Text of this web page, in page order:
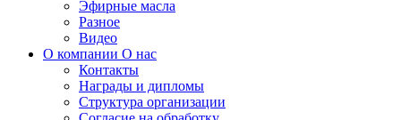
Эфирные масла
Разное
Видео
О компании О нас
Контакты
Награды и дипломы
Структура организации